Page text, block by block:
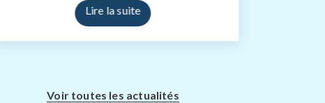
Lire la suite
Voir toutes les actualités